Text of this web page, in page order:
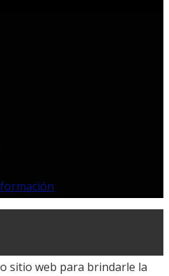
sitio web para brindarle la